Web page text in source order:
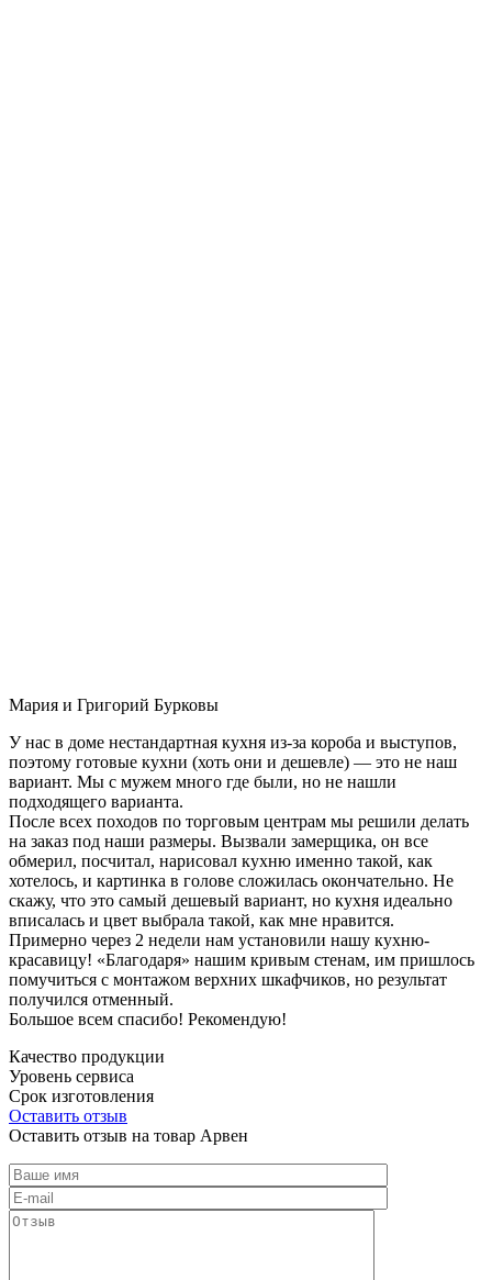
Мария и Григорий Бурковы
У нас в доме нестандартная кухня из-за короба и выступов,
поэтому готовые кухни (хоть они и дешевле) — это не наш
вариант. Мы с мужем много где были, но не нашли
подходящего варианта.
После всех походов по торговым центрам мы решили делать
на заказ под наши размеры. Вызвали замерщика, он все
обмерил, посчитал, нарисовал кухню именно такой, как
хотелось, и картинка в голове сложилась окончательно. Не
скажу, что это самый дешевый вариант, но кухня идеально
вписалась и цвет выбрала такой, как мне нравится.
Примерно через 2 недели нам установили нашу кухню-
красавицу! «Благодаря» нашим кривым стенам, им пришлось
помучиться с монтажом верхних шкафчиков, но результат
получился отменный.
Большое всем спасибо! Рекомендую!
Качество продукции
Уровень сервиса
Срок изготовления
Оставить отзыв
Оставить отзыв на товар Арвен